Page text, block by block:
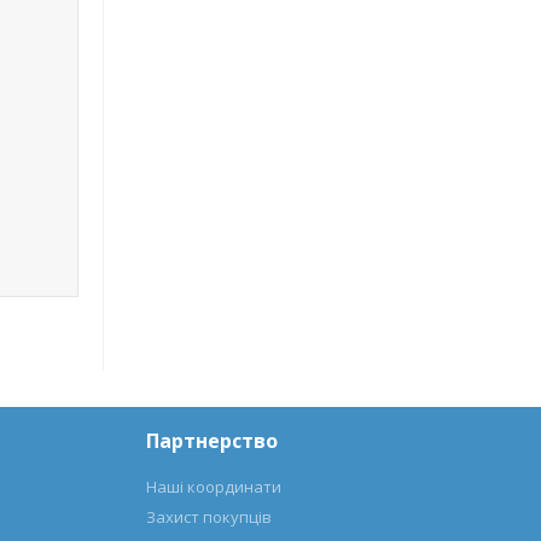
Партнерство
Наші координати
Захист покупців